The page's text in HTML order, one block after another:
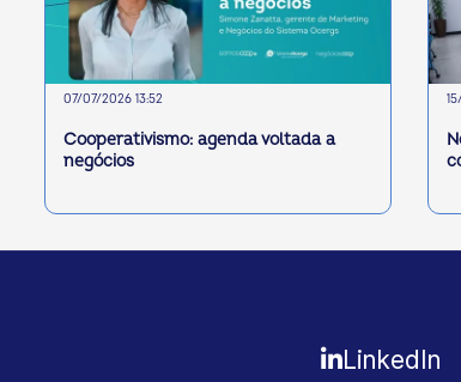
07/07/2026 13:52
Cooperativismo: agenda voltada a
negócios
LinkedIn